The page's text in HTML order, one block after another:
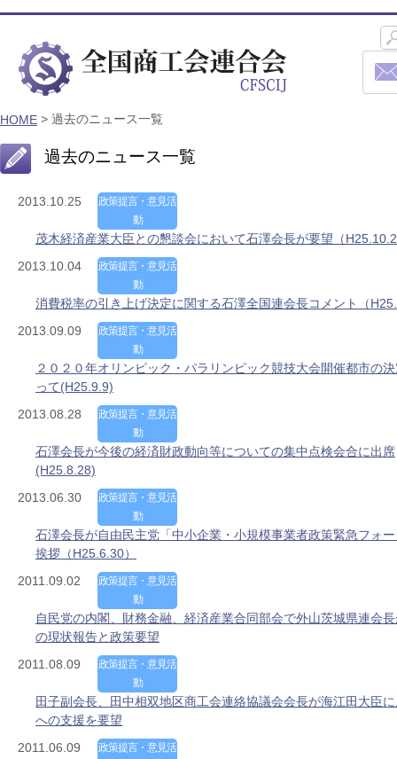
HOME > 過去のニュース一覧
過去のニュース一覧
2013.10.25
政策提言・意見活
動
茂木経済産業大臣との懇談会において石澤会長が要望（
2013.10.04
政策提言・意見活
動
消費税率の引き上げ決定に関する石澤全国連会長コメント（
2013.09.09
政策提言・意見活
動
２０２０年オリンピック・パラリンピック競技大会開催都市の
って(H25.9.9)
2013.08.28
政策提言・意見活
動
石澤会長が今後の経済財政動向等についての集中点検会合に出席
(H25.8.28)
2013.06.30
政策提言・意見活
動
石澤会長が自由民主党「中小企業・小規模事業者政策緊急フォ
挨拶（H25.6.30）
2011.09.02
政策提言・意見活
動
自民党の内閣、財務金融、経済産業合同部会で外山茨城県連会
の現状報告と政策要望
2011.08.09
政策提言・意見活
動
田子副会長、田中相双地区商工会連絡協議会会長が海江田大臣
への支援を要望
2011.06.09
政策提言・意見活